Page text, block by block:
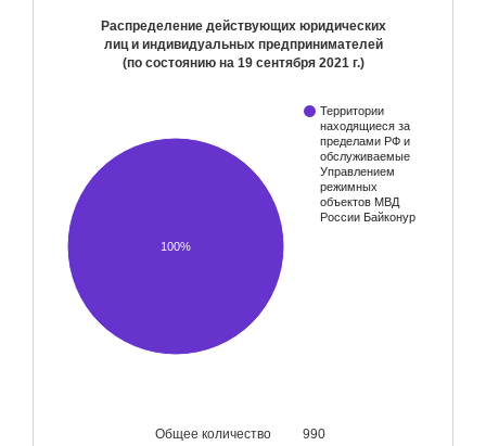
Распределение действующих юридических
лиц и индивидуальных предпринимателей
(по состоянию на 19 сентября 2021 г.)
Территории
находящиеся за
пределами РФ и
обслуживаемые
Управлением
режимных
объектов МВД
России Байконур
100%
Общее количество 990